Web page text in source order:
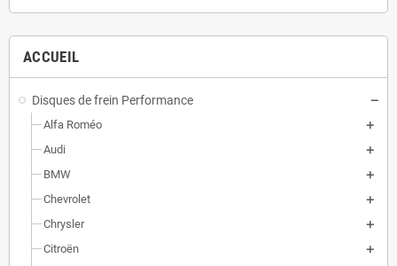
ACCUEIL
Disques de frein Performance
Alfa Roméo
Audi
BMW
Chevrolet
Chrysler
Citroën